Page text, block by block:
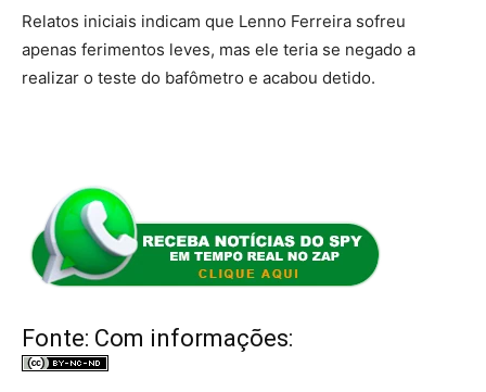
Relatos iniciais indicam que Lenno Ferreira sofreu
apenas ferimentos leves, mas ele teria se negado a
realizar o teste do bafômetro e acabou detido.
Fonte: Com informações: